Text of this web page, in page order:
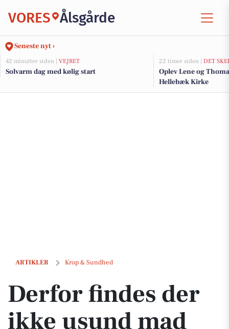
VORES Ålsgårde
Seneste nyt ›
42 minutter siden | VEJRET
Solvarm dag med kølig start
22 timer siden | DET
Oplev Lene og
Hellebæk Kirke
ARTIKLER Krop & Sundhed
Derfor findes der ikke usund mad
Derfor findes der
ikke usund mad